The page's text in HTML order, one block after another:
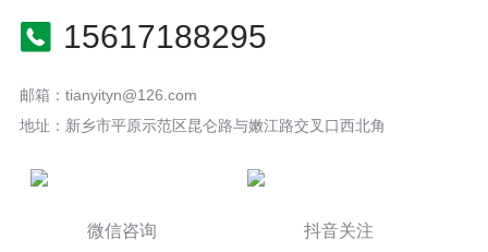
15617188295
邮箱：tianyityn@126.com
地址：新乡市平原示范区昆仑路与嫩江路交叉口西北角
微信咨询 抖音关注